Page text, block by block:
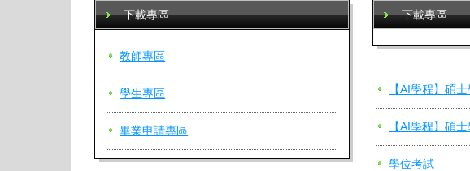
下載專區
教師專區
學生專區
畢業申請專區
下載專區
【AI學程】碩
【AI學程】碩
學位考試